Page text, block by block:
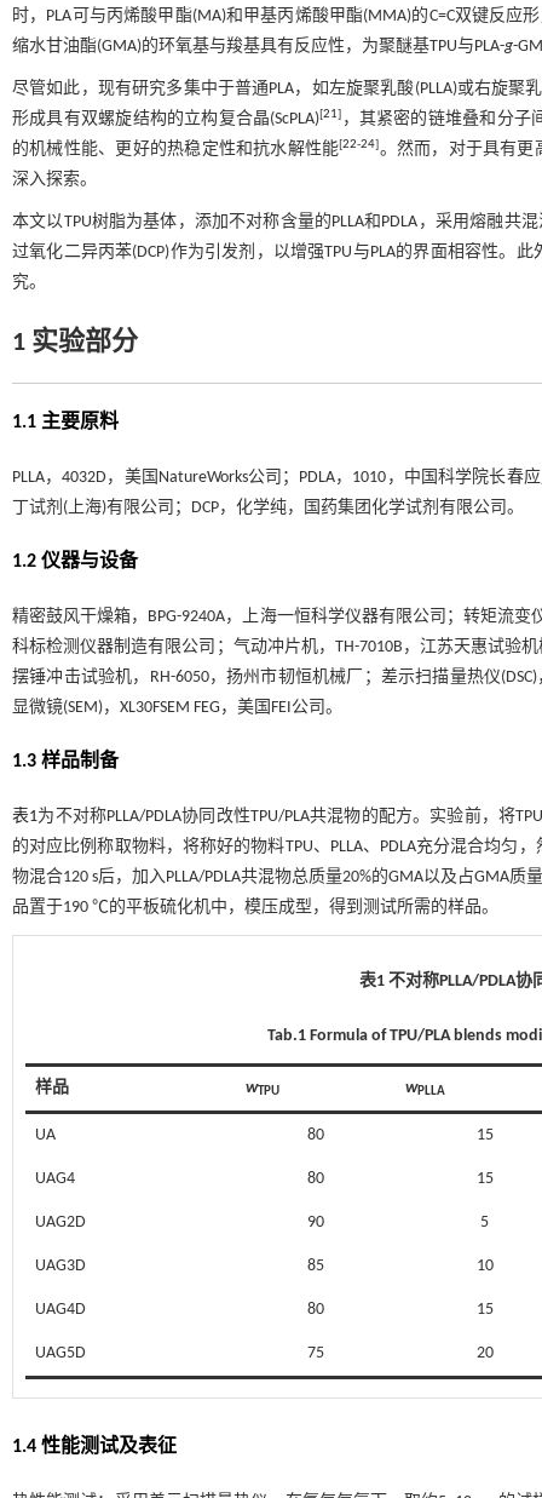
时，PLA可与丙烯酸甲酯(MA)和甲基丙烯酸甲酯(MMA)的C=C双键反应
缩水甘油酯(GMA)的环氧基与羧基具有反应性，为聚醚基TPU与PLA-g-
尽管如此，现有研究多集中于普通PLA，如左旋聚乳酸(PLLA)或右旋聚
形成具有双螺旋结构的立构复合晶(ScPLA)[21] ，其紧密的链堆叠和分子
的机械性能、更好的热稳定性和抗水解性能[22-24]。然而，对于具有更
深入探索。
本文以TPU树脂为基体，添加不对称含量的PLLA和PDLA，采用熔融共
过氧化二异丙苯(DCP)作为引发剂，以增强TPU与PLA的界面相容性
究。
1 实验部分
1.1 主要原料
PLLA，4032D，美国NatureWorks公司；PDLA，1010，中国科学院长
丁试剂(上海)有限公司；DCP，化学纯，国药集团化学试剂有限公司。
1.2 仪器与设备
精密鼓风干燥箱，BPG-9240A，上海一恒科学仪器有限公司；转矩流变
科标检测仪器制造有限公司；气动冲片机，TH-7010B，江苏天惠试验
摆锤冲击试验机，RH-6050，扬州市韧恒机械厂；差示扫描量热仪
显微镜(SEM)，XL30FSEM FEG，美国FEI公司。
1.3 样品制备
表1为不对称PLLA/PDLA协同改性TPU/PLA共混物的配方。实验前，将
的对应比例称取物料，将称好的物料TPU、PLLA、PDLA充分混合均
物混合120 s后，加入PLLA/PDLA共混物总质量20%的GMA以及占GMA
品置于190 ℃的平板硫化机中，模压成型，得到测试所需的样品。
表1 不对称PLLA/PDLA协
Tab.1 Formula of TPU/PLA blends
样品 wTPU wPLLA
UA 80 15
UAG4 80 15
UAG2D 90 5
UAG3D 85 10
UAG4D 80 15
UAG5D 75 20
1.4 性能测试及表征